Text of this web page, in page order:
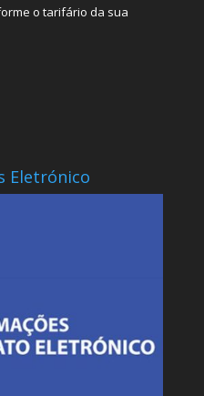
o tarifário da sua
Eletrónico